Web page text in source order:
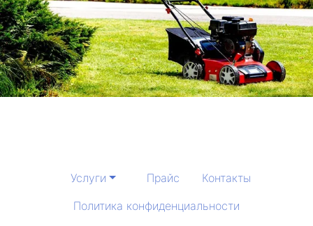
Услуги Прайс
Контакты
Политика конфиденциальности